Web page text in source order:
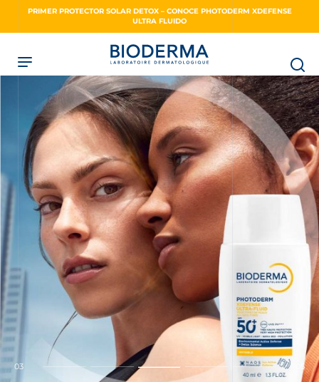
PRIMER PROTECTOR SOLAR DETOX – CONOCE PHOTODERM XDEFENSE
ULTRA FLUIDO
04 05